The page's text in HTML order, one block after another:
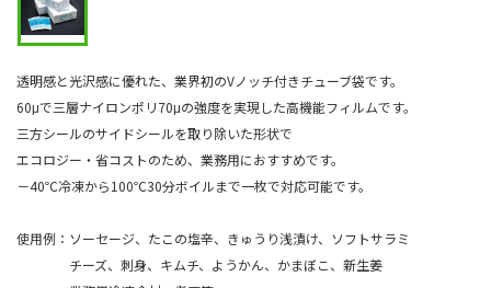
透明感と光沢感に優れた、業界初のVノッチ付きチューブ袋です。
60μで三層ナイロンポリ70μの強度を実現した高機能フィルムです。
三方シールのサイドシールを取り除いた形状で
エコロジー・省コストのため、業務用におすすめです。
－40℃冷凍から100℃30分ボイルまで一枚で対応可能です。
使用例：ソーセージ、たこの塩辛、きゅうり浅漬け、ソフトサラミ
チーズ、刺身、キムチ、ようかん、かまぼこ、新生姜